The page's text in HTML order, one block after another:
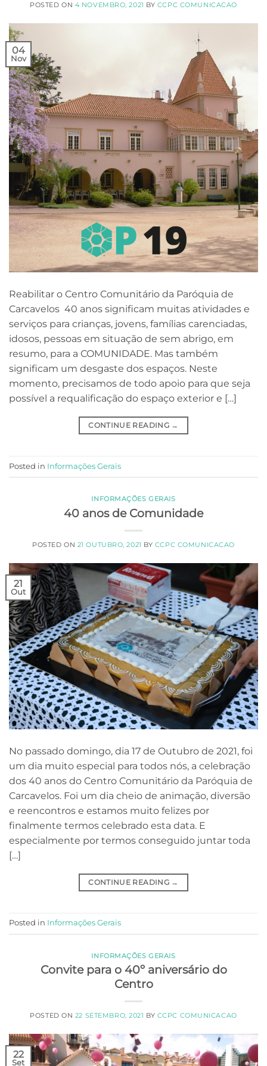
POSTED ON 4 NOVEMBRO, 2021 BY CCPC COMUNICACAO
04
Nov
Reabilitar o Centro Comunitário da Paróquia de
Carcavelos 40 anos significam muitas atividades e
serviços para crianças, jovens, famílias carenciadas,
idosos, pessoas em situação de sem abrigo, em
resumo, para a COMUNIDADE. Mas também
significam um desgaste dos espaços. Neste
momento, precisamos de todo apoio para que seja
possível a requalificação do espaço exterior e […]
CONTINUE READING →
Posted in Informações Gerais
INFORMAÇÕES GERAIS
40 anos de Comunidade
POSTED ON 21 OUTUBRO, 2021 BY CCPC COMUNICACAO
21
Out
No passado domingo, dia 17 de Outubro de 2021, foi
um dia muito especial para todos nós, a celebração
dos 40 anos do Centro Comunitário da Paróquia de
Carcavelos. Foi um dia cheio de animação, diversão
e reencontros e estamos muito felizes por
finalmente termos celebrado esta data. E
especialmente por termos conseguido juntar toda
[…]
CONTINUE READING →
Posted in Informações Gerais
INFORMAÇÕES GERAIS
Convite para o 40º aniversário do
Centro
POSTED ON 22 SETEMBRO, 2021 BY CCPC COMUNICACAO
22
Set